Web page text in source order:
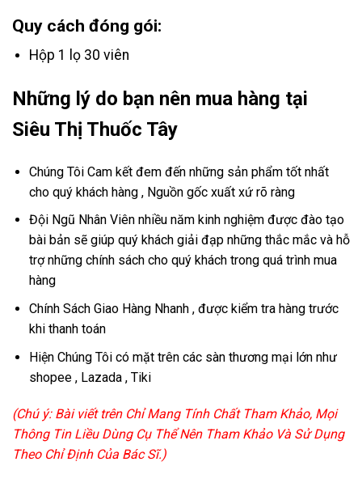
Quy cách đóng gói:
Hộp 1 lọ 30 viên
Những lý do bạn nên mua hàng tại
Siêu Thị Thuốc Tây
Chúng Tôi Cam kết đem đến những sản phẩm tốt nhất
cho quý khách hàng , Nguồn gốc xuất xứ rõ ràng
Đội Ngũ Nhân Viên nhiều năm kinh nghiệm được đào tạo
bài bản sẽ giúp quý khách giải đạp những thắc mắc và hỗ
trợ những chính sách cho quý khách trong quá trình mua
hàng
Chính Sách Giao Hàng Nhanh , được kiểm tra hàng trước
khi thanh toán
Hiện Chúng Tôi có mặt trên các sàn thương mại lớn như
shopee , Lazada , Tiki
(Chú ý: Bài viết trên Chỉ Mang Tính Chất Tham Khảo, Mọi
Thông Tin Liều Dùng Cụ Thể Nên Tham Khảo Và Sử Dụng
Theo Chỉ Định Của Bác Sĩ.)